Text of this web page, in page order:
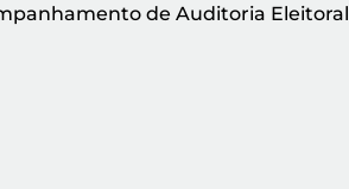
de Auditoria Eleitoral